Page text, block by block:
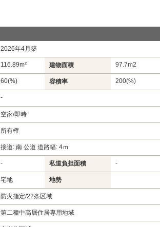
2026年4月築
116.89m² 建物面積 97.7m2
60(%) 容積率 200(%)
-
空家/即時
所有権
接道: 南 公道 道路幅: 4ｍ
- 私道負担面積 -
宅地 地勢
防火指定/22条区域
第二種中高層住居専用地域